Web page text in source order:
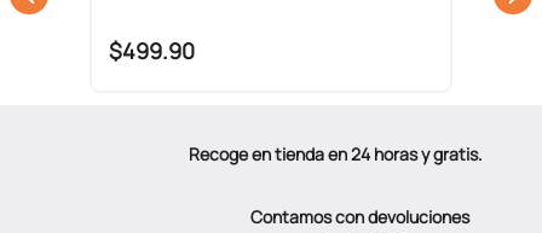
$499.90
Recoge en tienda en 24 horas y gratis.
Contamos con devoluciones